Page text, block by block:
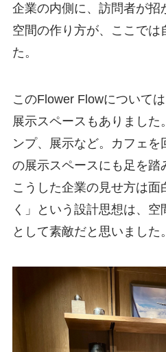
企業の内側に、訪問者が招
空間の作り方が、ここでは
た。
このFlower Flowについて
展示スペースもありました
ンプ、展示など。カフェを
の展示スペースにも足を踏
こうした企業の見せ方は面
く」という設計思想は、
として素敵だと思いました。